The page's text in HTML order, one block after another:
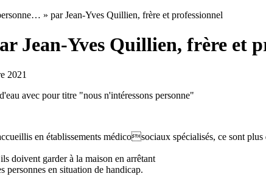
» par Jean-Yves Quillien, frère et professionnel
Jean-Yves Quillien, frère et
2021
en établissements médicosociaux spécialisés, ce sont
doivent garder à la maison en arrêtant
personnes en situation de handicap.